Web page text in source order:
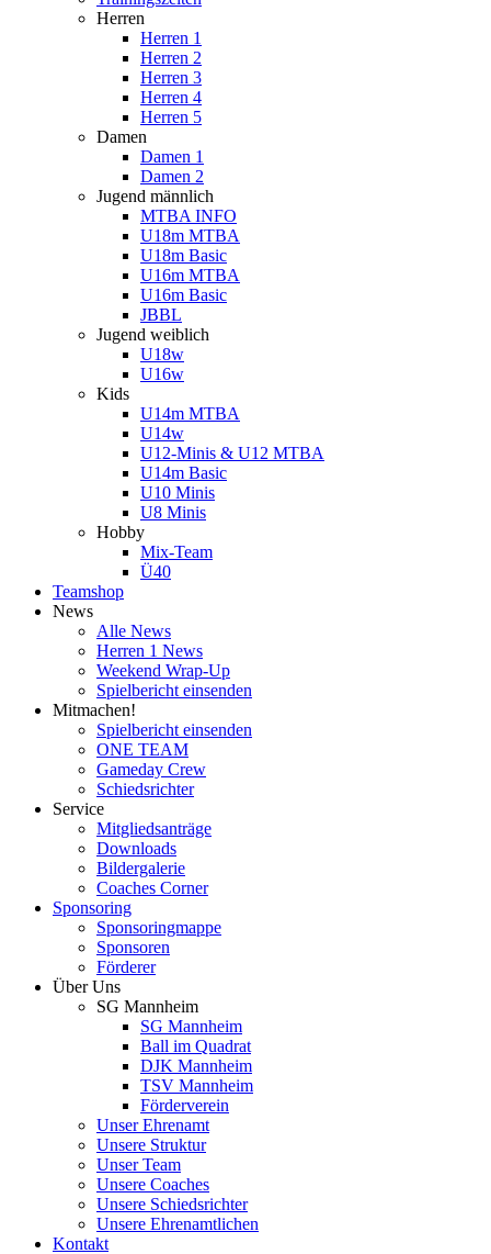
Herren
Herren 1
Herren 2
Herren 3
Herren 4
Herren 5
Damen
Damen 1
Damen 2
Jugend männlich
MTBA INFO
U18m MTBA
U18m Basic
U16m MTBA
U16m Basic
JBBL
Jugend weiblich
U18w
U16w
Kids
U14m MTBA
U14w
U12-Minis & U12 MTBA
U14m Basic
U10 Minis
U8 Minis
Hobby
Mix-Team
Ü40
Teamshop
News
Alle News
Herren 1 News
Weekend Wrap-Up
Spielbericht einsenden
Mitmachen!
Spielbericht einsenden
ONE TEAM
Gameday Crew
Schiedsrichter
Service
Mitgliedsanträge
Downloads
Bildergalerie
Coaches Corner
Sponsoring
Sponsoringmappe
Sponsoren
Förderer
Über Uns
SG Mannheim
SG Mannheim
Ball im Quadrat
DJK Mannheim
TSV Mannheim
Förderverein
Unser Ehrenamt
Unsere Struktur
Unser Team
Unsere Coaches
Unsere Schiedsrichter
Unsere Ehrenamtlichen
Kontakt